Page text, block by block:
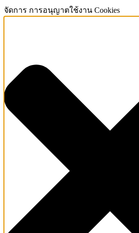
จัดการ การอนุญาตใช้งาน Cookies